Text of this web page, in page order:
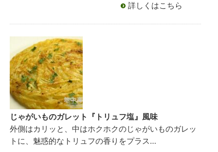
詳しくはこちら
じゃがいものガレット『トリュフ塩』風味
外側はカリッと、中はホクホクのじゃがいものガレッ
トに、魅惑的なトリュフの香りをプラス…